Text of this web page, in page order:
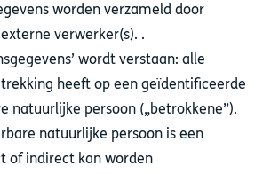
worden verzameld door
verwerker(s). .
wordt verstaan: alle
heeft op een geïdentificeerde
natuurlijke persoon („betrokkene”).
natuurlijke persoon is een
of indirect kan worden